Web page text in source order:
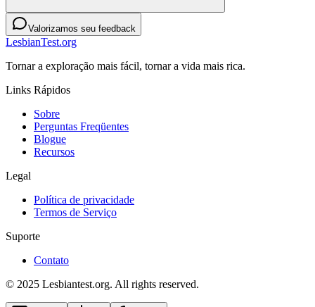
Valorizamos seu feedback
LesbianTest.org
Tornar a exploração mais fácil, tornar a vida mais rica.
Links Rápidos
Sobre
Perguntas Freqüentes
Blogue
Recursos
Legal
Política de privacidade
Termos de Serviço
Suporte
Contato
© 2025 Lesbiantest.org. All rights reserved.